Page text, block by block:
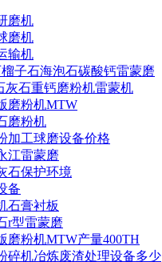
磨机
磨机
输机
子石海泡石碳酸钙雷蒙磨
灰石重钙磨粉机雷蒙机
磨粉机MTW
磨粉机
加工球磨设备价格
江雷蒙磨
石保护环境
备
石膏衬板
r型雷蒙磨
磨粉机MTW产量400TH
碎机冶炼废渣处理设备多少